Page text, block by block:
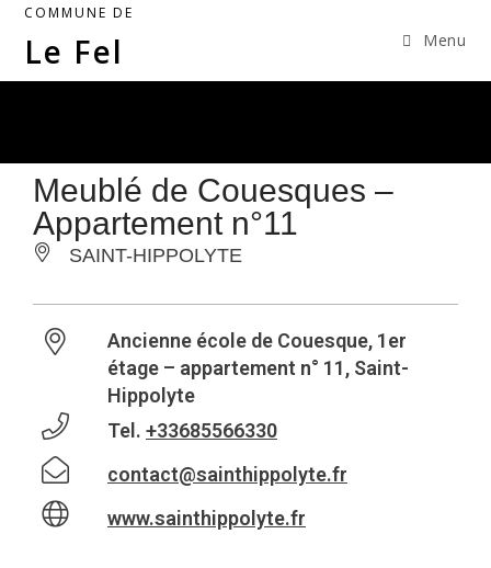
COMMUNE DE
Le Fel Menu
Meublé de Couesques –
Appartement n°11
SAINT-HIPPOLYTE
Ancienne école de Couesque, 1er
étage – appartement n° 11, Saint-
Hippolyte
Tel. +33685566330
contact@sainthippolyte.fr
www.sainthippolyte.fr